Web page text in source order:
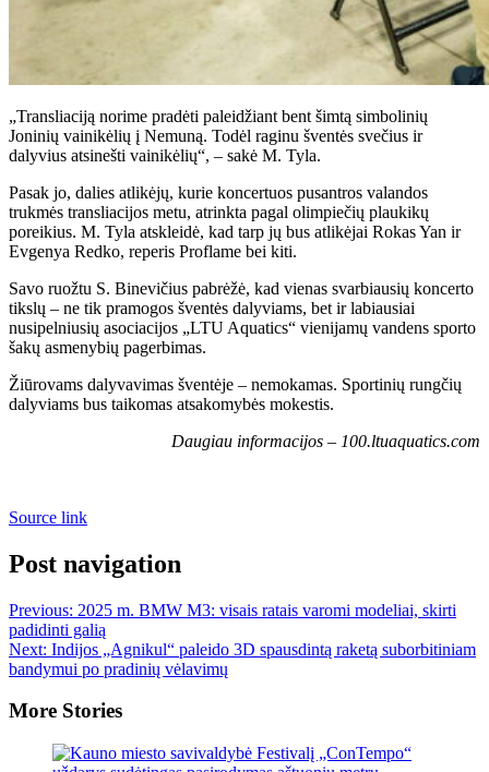
„Transliaciją norime pradėti paleidžiant bent šimtą simbolinių
Joninių vainikėlių į Nemuną. Todėl raginu šventės svečius ir
dalyvius atsinešti vainikėlių“, – sakė M. Tyla.
Pasak jo, dalies atlikėjų, kurie koncertuos pusantros valandos
trukmės transliacijos metu, atrinkta pagal olimpiečių plaukikų
poreikius. M. Tyla atskleidė, kad tarp jų bus atlikėjai Rokas Yan ir
Evgenya Redko, reperis Proflame bei kiti.
Savo ruožtu S. Binevičius pabrėžė, kad vienas svarbiausių koncerto
tikslų – ne tik pramogos šventės dalyviams, bet ir labiausiai
nusipelniusių asociacijos „LTU Aquatics“ vienijamų vandens sporto
šakų asmenybių pagerbimas.
Žiūrovams dalyvavimas šventėje – nemokamas. Sportinių rungčių
dalyviams bus taikomas atsakomybės mokestis.
Daugiau informacijos – 100.ltuaquatics.com
Source link
Post navigation
Previous: 2025 m. BMW M3: visais ratais varomi modeliai, skirti
padidinti galią
Next: Indijos „Agnikul“ paleido 3D spausdintą raketą suborbitiniam
bandymui po pradinių vėlavimų
More Stories